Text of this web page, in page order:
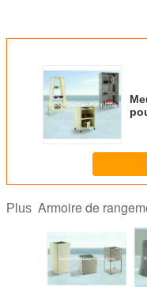
Plus Armoire de